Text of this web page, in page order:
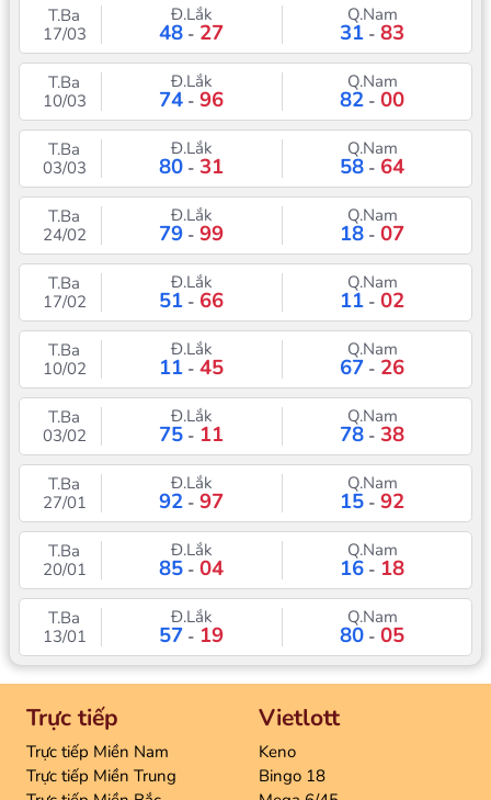
T.Ba
17/03
Đ.Lắk
48 - 27
Q.Nam
31 -83
T.Ba
10/03
Đ.Lắk
74 -96
Q.Nam
82 -00
T.Ba
03/03
Đ.Lắk
80 -31
Q.Nam
58 - 64
T.Ba
24/02
Đ.Lắk
79 -99
Q.Nam
18 -07
T.Ba
17/02
Đ.Lắk
51 - 66
Q.Nam
11 -02
T.Ba
10/02
Đ.Lắk
11 -45
Q.Nam
67 - 26
T.Ba
03/02
Đ.Lắk
75 - 11
Q.Nam
78 -38
T.Ba
27/01
Đ.Lắk
92 -97
Q.Nam
15 -92
T.Ba
20/01
Đ.Lắk
85 -04
Q.Nam
16 - 18
T.Ba
13/01
Đ.Lắk
57 - 19
Q.Nam
80 -05
Trực tiếp
Trực tiếp Miền Nam
Trực tiếp Miền Trung
Vietlott
Keno
Bingo 18